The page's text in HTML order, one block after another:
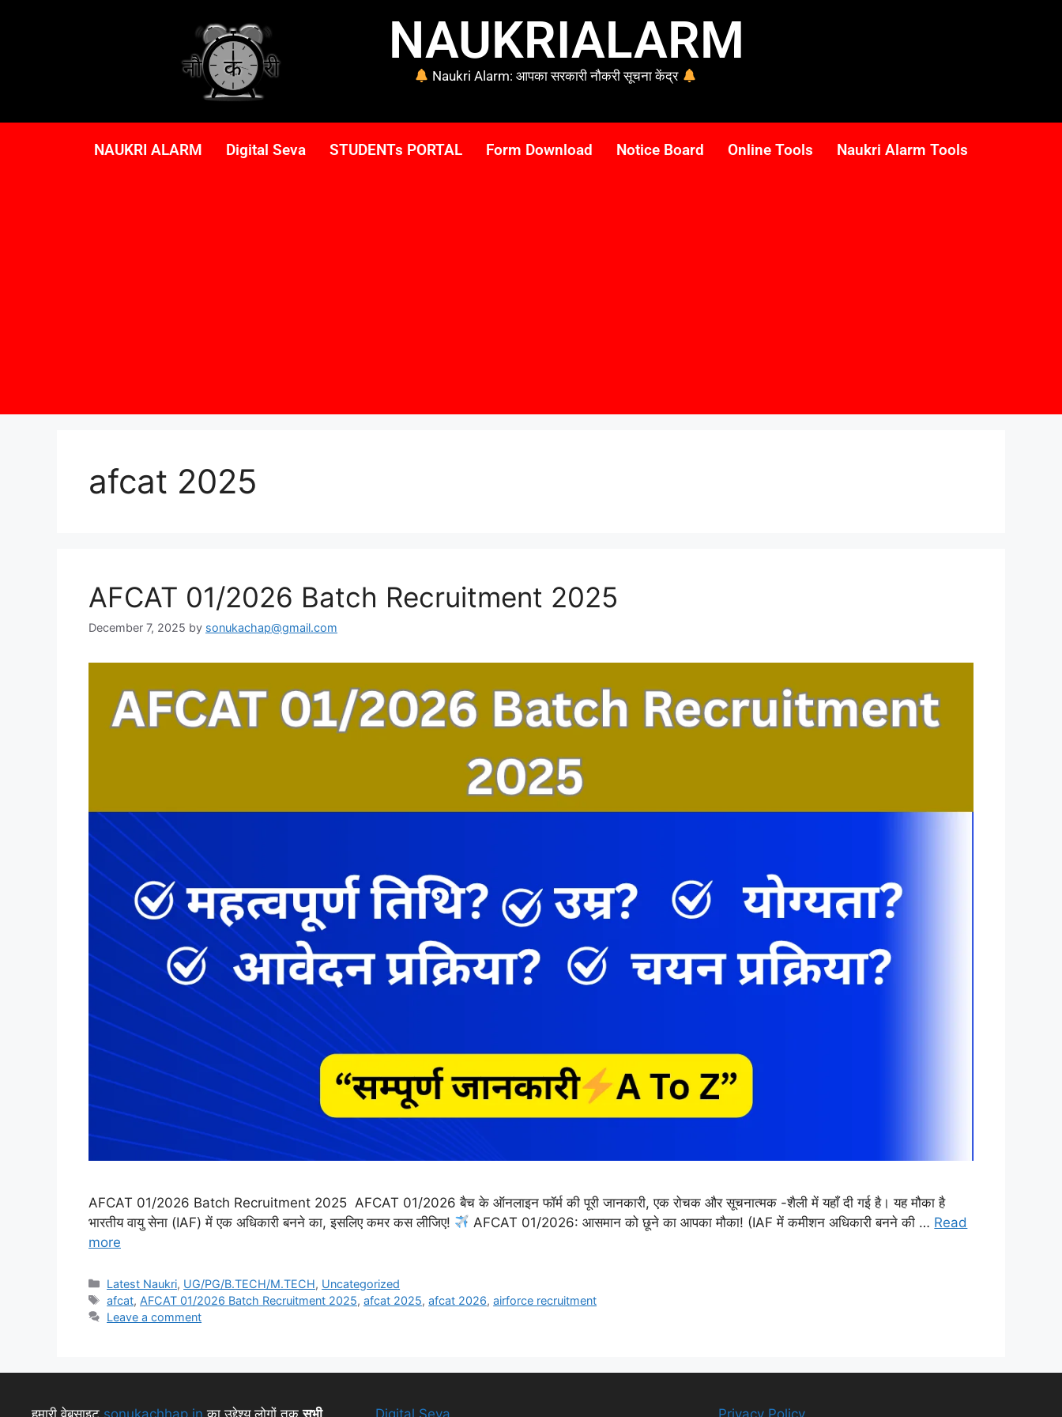
NAUKRIALARM
Naukri Alarm: आपका सरकारी नौकरी सूचना केंद्र
NAUKRI ALARM Digital Seva STUDENTs PORTAL Form Download Notice Board Online Tools Naukri Alarm Tools
afcat 2025
AFCAT 01/2026 Batch Recruitment 2025
December 7, 2025 by sonukachap@gmail.com
AFCAT 01/2026 Batch Recruitment 2025 AFCAT 01/2026 बैच के ऑनलाइन फॉर्म की पूरी जानकारी, एक रोचक और सूचनात्मक -शैली में यहाँ दी गई है। यह मौका है
भारतीय वायु सेना (IAF) में एक अधिकारी बनने का, इसलिए कमर कस लीजिए!
AFCAT 01/2026: आसमान को छूने का आपका मौका! (IAF में कमीशन अधिकारी बनने की … Read
more
Latest Naukri, UG/PG/B.TECH/M.TECH, Uncategorized
afcat, AFCAT 01/2026 Batch Recruitment 2025,afcat 2025,afcat 2026,airforce recruitment
Leave a comment
हमारी वेबसाइट sonukachhap.in का उद्देश्य लोगों तकसभी Digital Seva Privacy Policy